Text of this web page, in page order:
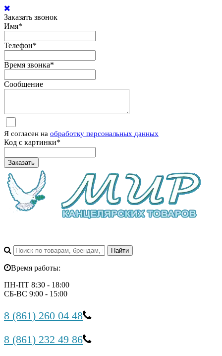
Заказать звонок
Имя*
Телефон*
Время звонка*
Сообщение
Я согласен на обработку персональных данных
Код с картинки*
Заказать
Время работы:
ПН-ПТ 8:30 - 18:00
СБ-ВС 9:00 - 15:00
8 (861) 260 04 48
8 (861) 232 49 86